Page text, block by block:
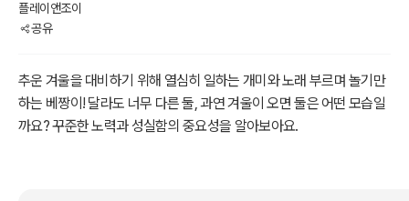
플레이앤조이
공유
추운 겨울을 대비하기 위해 열심히 일하는 개미와 노래 부르며 놀기만
하는 베짱이! 달라도 너무 다른 둘, 과연 겨울이 오면 둘은 어떤 모습일
까요? 꾸준한 노력과 성실함의 중요성을 알아보아요.